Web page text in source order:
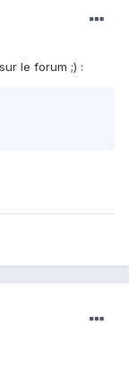
le forum ;) :